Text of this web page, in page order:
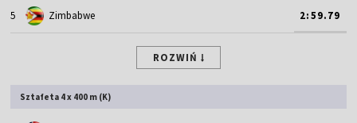
5 Zimbabwe 2:59.79
ROZWIŃ
Sztafeta 4 x 400 m (K)